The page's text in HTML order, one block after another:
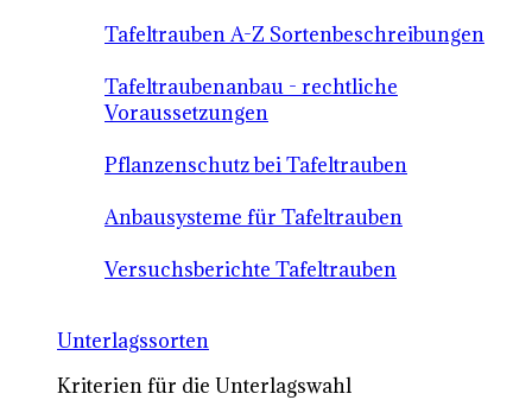
Tafeltrauben A-Z Sortenbeschreibungen
Tafeltraubenanbau - rechtliche
Voraussetzungen
Pflanzenschutz bei Tafeltrauben
Anbausysteme für Tafeltrauben
Versuchsberichte Tafeltrauben
Unterlagssorten
Kriterien für die Unterlagswahl